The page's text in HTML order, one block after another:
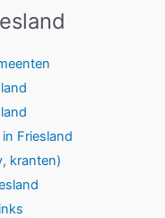
Friesland
kranten)